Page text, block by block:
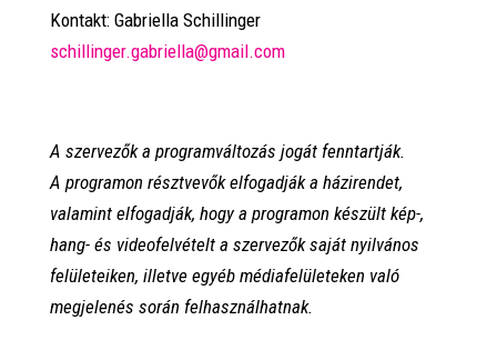
Kontakt: Gabriella Schillinger
schillinger.gabriella@gmail.com
A szervezők a programváltozás jogát fenntartják.
A programon résztvevők elfogadják a házirendet,
valamint elfogadják, hogy a programon készült kép-,
hang- és videofelvételt a szervezők saját nyilvános
felületeiken, illetve egyéb médiafelületeken való
megjelenés során felhasználhatnak.